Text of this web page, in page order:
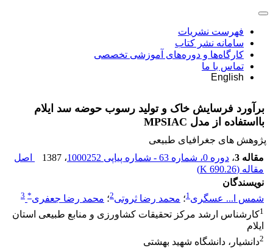
فهرست نشریات
سامانه نشر کتاب
کارگاه‌ها و دوره‌های آموزشی تخصصی
تماس با ما
English
برآورد فرسایش خاک و تولید رسوب حوضه سد ایلام
بااستفاده از مدل MPSIAC
پژوهش های جغرافیای طبیعی
مقاله 3
، دوره 0، شماره 63 - شماره پیاپی 1000252 ، 1387
اصل
مقاله (690.26 K
)
نویسندگان
شمس ا... عسگری1؛ محمد رضا ثروتی2؛ محمد رضا جعفری*
3
1کارشناس ارشد مرکز تحقیقات کشاورزی و منابع طبیعی استان
ایلام
2دانشیار، دانشگاه شهید بهشتی